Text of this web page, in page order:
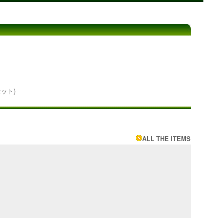
ト)
ALL THE ITEMS